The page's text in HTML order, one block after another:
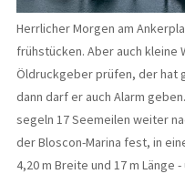
Herrlicher Morgen am
frühstücken. Aber auch kleine
Öldruckgeber prüfen, der hat
dann darf er auch Alarm
segeln 17 Seemeilen weiter
der Bloscon-Marina fest, in
4,20 m Breite und 17 m Länge